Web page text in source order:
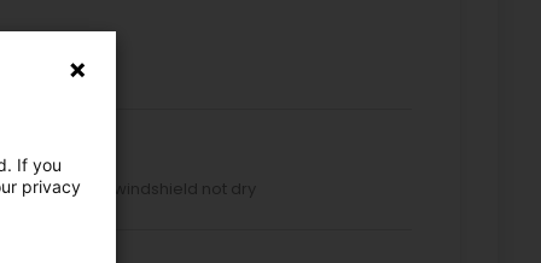
Clean windshield not dry
If you
privacy